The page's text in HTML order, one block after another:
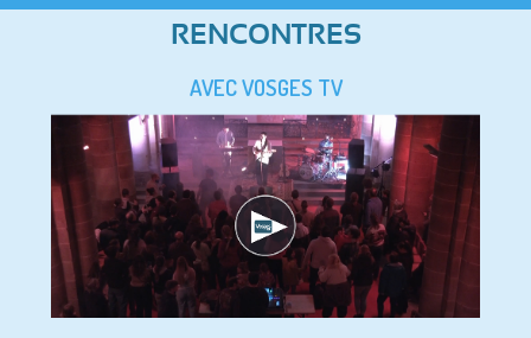
RENCONTRES
AVEC VOSGES TV